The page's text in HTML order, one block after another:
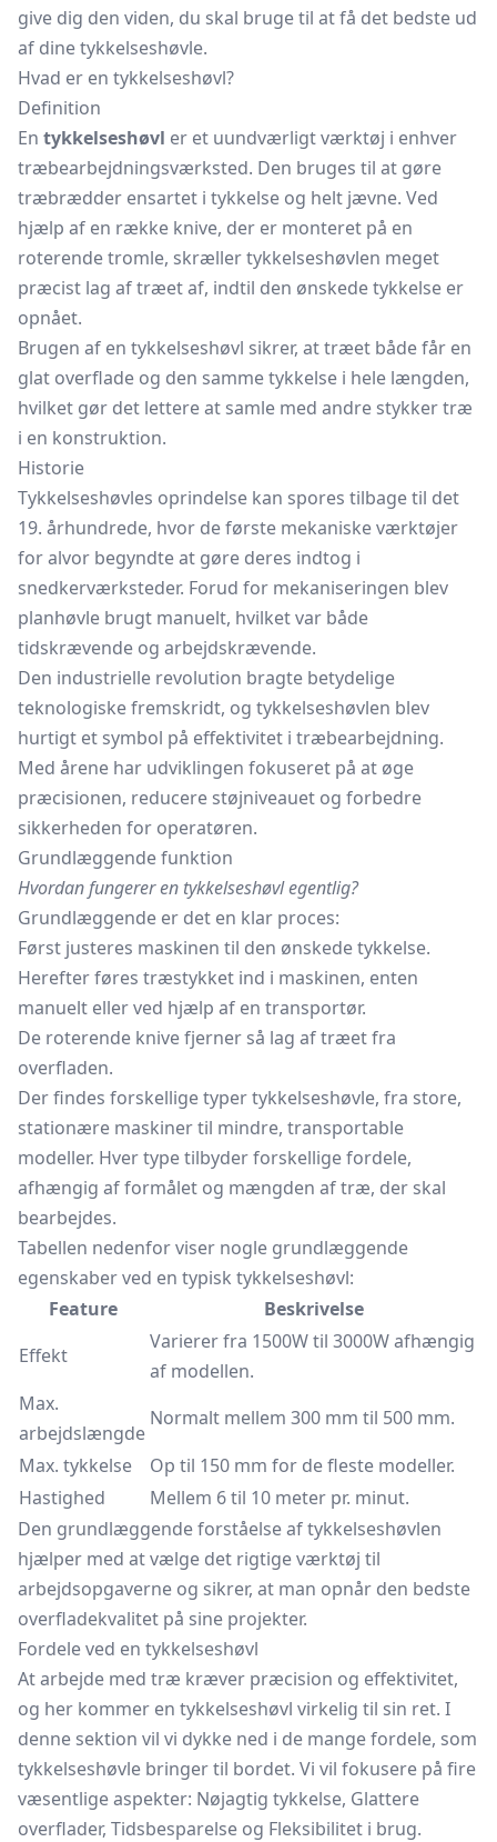
give dig den viden, du skal bruge til at få det bedste ud
af dine tykkelseshøvle.
Hvad er en tykkelseshøvl?
Definition
En tykkelseshøvl er et uundværligt værktøj i enhver
træbearbejdningsværksted. Den bruges til at gøre
træbrædder ensartet i tykkelse og helt jævne. Ved
hjælp af en række knive, der er monteret på en
roterende tromle, skræller tykkelseshøvlen meget
præcist lag af træet af, indtil den ønskede tykkelse er
opnået.
Brugen af en tykkelseshøvl sikrer, at træet både får en
glat overflade og den samme tykkelse i hele længden,
hvilket gør det lettere at samle med andre stykker træ
i en konstruktion.
Historie
Tykkelseshøvles oprindelse kan spores tilbage til det
19. århundrede, hvor de første mekaniske værktøjer
for alvor begyndte at gøre deres indtog i
snedkerværksteder. Forud for mekaniseringen blev
planhøvle brugt manuelt, hvilket var både
tidskrævende og arbejdskrævende.
Den industrielle revolution bragte betydelige
teknologiske fremskridt, og tykkelseshøvlen blev
hurtigt et symbol på effektivitet i træbearbejdning.
Med årene har udviklingen fokuseret på at øge
præcisionen, reducere støjniveauet og forbedre
sikkerheden for operatøren.
Grundlæggende funktion
Hvordan fungerer en tykkelseshøvl egentlig?
Grundlæggende er det en klar proces:
Først justeres maskinen til den ønskede tykkelse.
Herefter føres træstykket ind i maskinen, enten
manuelt eller ved hjælp af en transportør.
De roterende knive fjerner så lag af træet fra
overfladen.
Der findes forskellige typer tykkelseshøvle, fra store,
stationære maskiner til mindre, transportable
modeller. Hver type tilbyder forskellige fordele,
afhængig af formålet og mængden af træ, der skal
bearbejdes.
Tabellen nedenfor viser nogle grundlæggende
egenskaber ved en typisk tykkelseshøvl:
Feature
Beskrivelse
Effekt
Varierer fra 1500W til 3000W afhængig
af modellen.
Max.
arbejdslængde
Normalt mellem 300 mm til 500 mm.
Max. tykkelse
Op til 150 mm for de fleste modeller.
Hastighed
Mellem 6 til 10 meter pr. minut.
Den grundlæggende forståelse af tykkelseshøvlen
hjælper med at vælge det rigtige værktøj til
arbejdsopgaverne og sikrer, at man opnår den bedste
overfladekvalitet på sine projekter.
Fordele ved en tykkelseshøvl
At arbejde med træ kræver præcision og effektivitet,
og her kommer en tykkelseshøvl virkelig til sin ret. I
denne sektion vil vi dykke ned i de mange fordele, som
tykkelseshøvle bringer til bordet. Vi vil fokusere på fire
væsentlige aspekter: Nøjagtig tykkelse, Glattere
overflader, Tidsbesparelse og Fleksibilitet i brug.